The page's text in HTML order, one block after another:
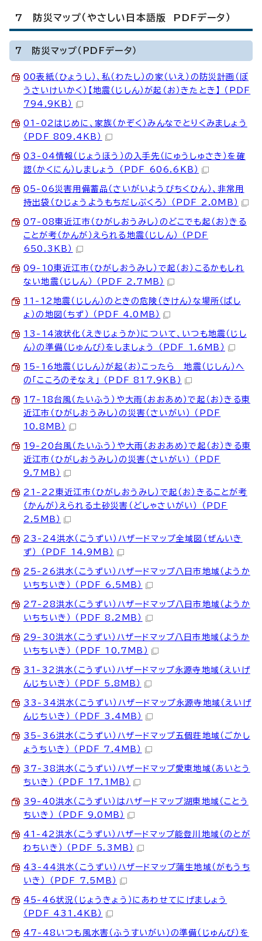
7 防災マップ（やさしい日本語版 PDFデータ）
7 防災マップ（PDFデータ）
00表紙（ひょうし）、私（わたし）の家（いえ）の防災計画（ぼ
うさいけいかく）【地震（じしん）が起（お）きたとき】 （PDF
794.9KB）
01-02はじめに、家族（かぞく）みんなでとりくみましょう
（PDF 809.4KB）
03-04情報（じょうほう）の入手先（にゅうしゅさき）を確
認（かくにん）しましょう （PDF 606.6KB）
05-06災害用備蓄品（さいがいようびちくひん）、非常用
持出袋（ひじょうようもちだしぶくろ） （PDF 2.0MB）
07-08東近江市（ひがしおうみし）のどこでも起（お）きる
ことが考（かんが）えられる地震（じしん） （PDF
650.3KB）
09-10東近江市（ひがしおうみし）で起（お）こるかもしれ
ない地震（じしん） （PDF 2.7MB）
11-12地震（じしん）のときの危険（きけん）な場所（ばし
ょ）の地図（ちず） （PDF 4.0MB）
13-14液状化（えきじょうか）について、いつも地震（じし
ん）の準備（じゅんび）をしましょう （PDF 1.6MB）
15-16地震（じしん）が起（お）こったら 地震（じしん）へ
の「こころのそなえ」 （PDF 817.9KB）
17-18台風（たいふう）や大雨（おおあめ）で起（お）きる東
近江市（ひがしおうみし）の災害（さいがい） （PDF
10.8MB）
19-20台風（たいふう）や大雨（おおあめ）で起（お）きる東
近江市（ひがしおうみし）の災害（さいがい） （PDF
9.7MB）
21-22東近江市（ひがしおうみし）で起（お）きることが考
（かんが）えられる土砂災害（どしゃさいがい） （PDF
2.5MB）
23-24洪水（こうずい）ハザードマップ全域図（ぜんいき
ず） （PDF 14.9MB）
25-26洪水（こうずい）ハザードマップ八日市地域（ようか
いちちいき） （PDF 6.5MB）
27-28洪水（こうずい）ハザードマップ八日市地域（ようか
いちちいき） （PDF 8.2MB）
29-30洪水（こうずい）ハザードマップ八日市地域（ようか
いちちいき） （PDF 10.7MB）
31-32洪水（こうずい）ハザードマップ永源寺地域（えいげ
んじちいき） （PDF 5.8MB）
33-34洪水（こうずい）ハザードマップ永源寺地域（えいげ
んじちいき） （PDF 3.4MB）
35-36洪水（こうずい）ハザードマップ五個荘地域（ごかし
ょうちいき） （PDF 7.4MB）
37-38洪水（こうずい）ハザードマップ愛東地域（あいとう
ちいき） （PDF 17.1MB）
39-40洪水（こうずい）はハザードマップ湖東地域（ことう
ちいき） （PDF 9.0MB）
41-42洪水（こうずい）ハザードマップ能登川地域（のとが
わちいき） （PDF 5.3MB）
43-44洪水（こうずい）ハザードマップ蒲生地域（がもうち
いき） （PDF 7.5MB）
45-46状況（じょうきょう）にあわせてにげましょう
（PDF 431.4KB）
47-48いつも風水害（ふうすいがい）の準備（じゅんび）を